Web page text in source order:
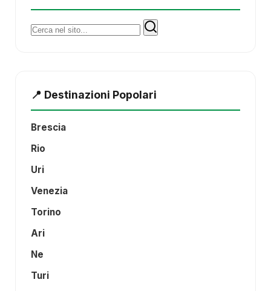
Cerca:
📍 Destinazioni Popolari
Brescia
Rio
Uri
Venezia
Torino
Ari
Ne
Turi